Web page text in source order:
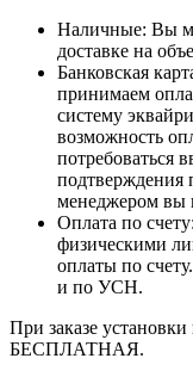
Наличные: Вы
доставке на
Банковская
принимаем
систему
возможность
потребоваться
подтверждения
менеджером вы
Оплата по
физическими
оплаты по
и по УСН.
При заказе
БЕСПЛАТНАЯ.